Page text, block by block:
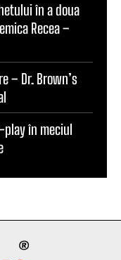
în a doua
Recea –
– Dr. Brown’s
play în meciul